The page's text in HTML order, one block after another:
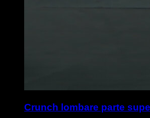
Crunch lombare parte